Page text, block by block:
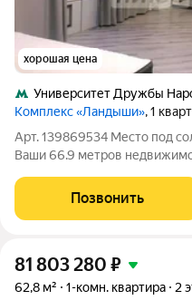
хорошая цена
Университет Дружбы
Комплекс «Ландыши», 1
Арт. 139869534 Место под
Ваши 66.9 метров
города: 9 минут до РУДН, 10
дружбы народов. Вся
Позвонить
81 803 280 ₽
62,8 м² 1-комн. квартира 2